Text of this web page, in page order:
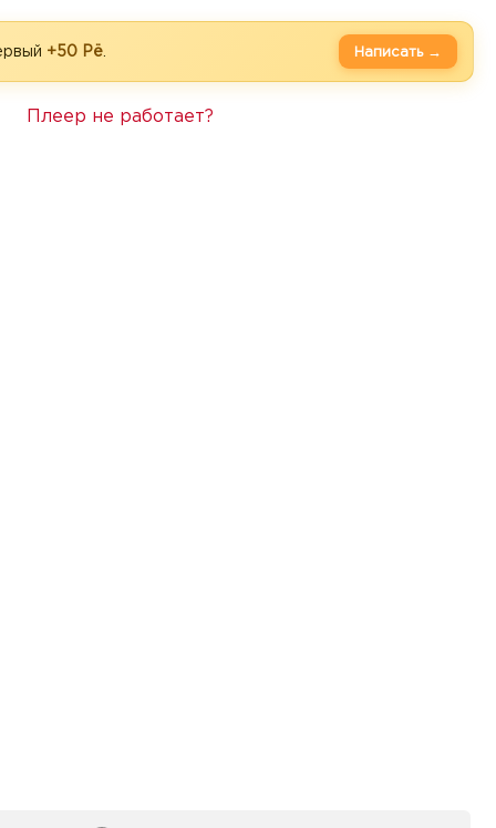
+50 Рё Написать →
Плеер не работает?